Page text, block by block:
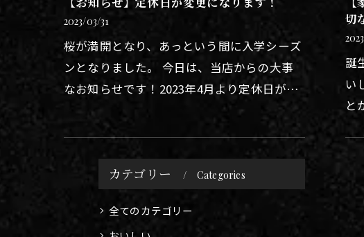
2023/03/31
桜が満開となり、あっという間に入学シーズ
ンとなりました。 今日は、当店からの大事
なお知らせです！2023年4月より定休日が月
曜日に変更になります。以前は木曜日で祝日
問わずお休みをいただいておりま…
切
誕
い
と
カテゴリー
Categories
全てのカテゴリー